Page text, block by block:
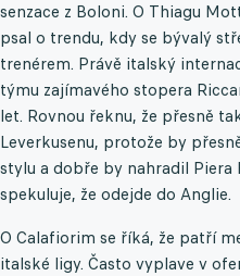
senzace z Boloni. O Thiagu
psal o trendu, kdy se bývalý
trenérem. Právě italský
týmu zajímavého stopera
let. Rovnou řeknu, že přesně
Leverkusenu, protože by
stylu a dobře by nahradil
spekuluje, že odejde do Anglie.
O Calafiorim se říká, že patří
italské ligy. Často vyplave v